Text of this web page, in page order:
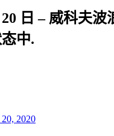
20 日 – 威科夫波
中.
2020